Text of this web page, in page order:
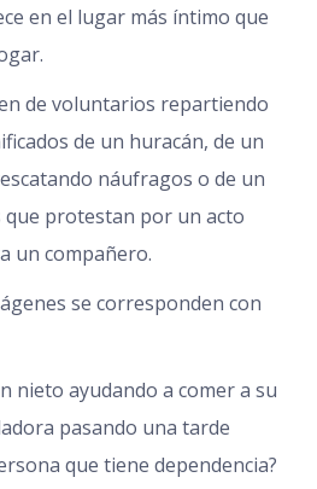
en el lugar más íntimo que
de voluntarios repartiendo
de un huracán, de un
náufragos o de un
protestan por un acto
un compañero.
se corresponden con
nieto ayudando a comer a su
pasando una tarde
que tiene dependencia?